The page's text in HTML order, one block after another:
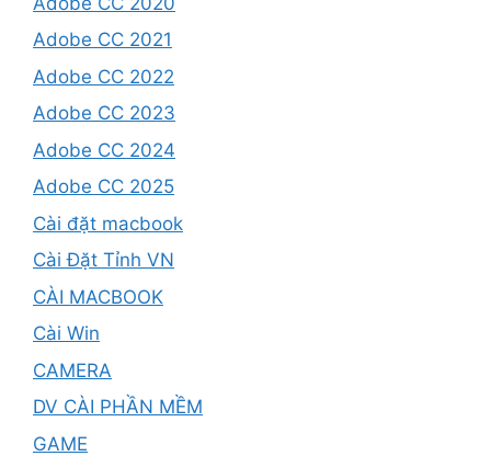
Adobe CC 2021
Adobe CC 2022
Adobe CC 2023
Adobe CC 2024
Adobe CC 2025
Cài đặt macbook
Cài Đặt Tỉnh VN
CÀI MACBOOK
Cài Win
CAMERA
DV CÀI PHẦN MỀM
GAME